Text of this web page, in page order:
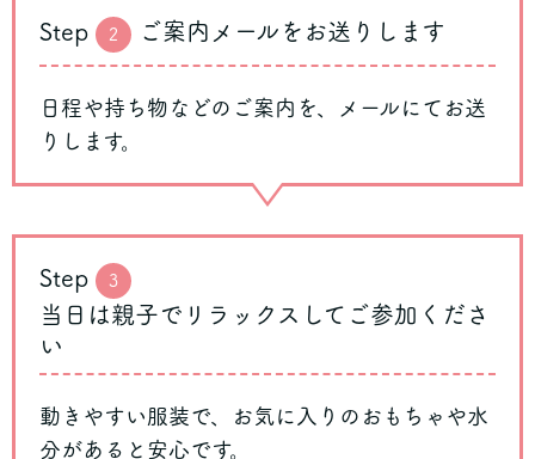
Step 2 ご案内メールをお送りします
日程や持ち物などのご案内を、メールにてお送
りします。
Step 3
当日は親子でリラックスしてご参加くださ
い
動きやすい服装で、お気に入りのおもちゃや水
分があると安心です。